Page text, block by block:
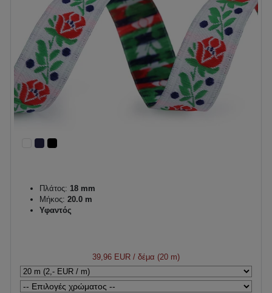
Πλάτος: 18 mm
Μήκος: 20.0 m
Υφαντός
39,96 EUR / δέμα (20 m)